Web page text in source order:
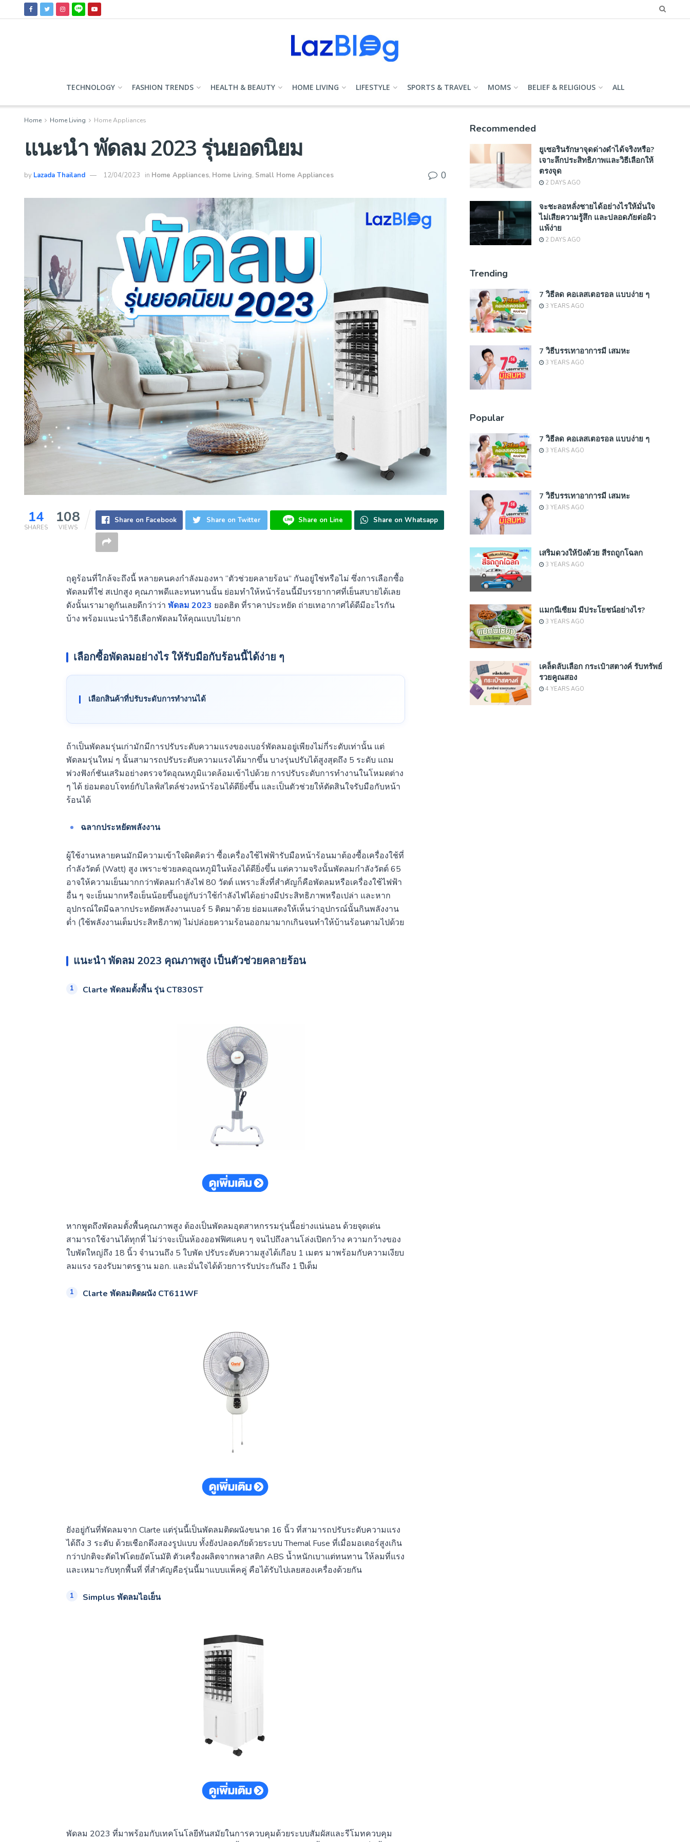
TECHNOLOGY FASHION TRENDS HEALTH & BEAUTY HOME LIVING LIFESTYLE SPORTS & TRAVEL MOMS BELIEF & RELIGIOUS ALL
Home Home Living Home Appliances
แนะนำ พัดลม 2023 รุ่นยอดนิยม
by Lazada Thailand 12/04/2023 in Home Appliances, Home Living, Small Home Appliances 0
14
SHARES
108
VIEWS
Share on Facebook Share on Twitter Share on Line Share on Whatsapp
ฤดูร้อนที่ใกล้จะถึงนี้ หลายคนคงกำลังมองหา “ตัวช่วยคลายร้อน” กันอยู่ใช่หรือไม่ ซึ่งการเลือกซื้อ
พัดลมที่ใช่ สเปกสูง คุณภาพดีและทนทานนั้น ย่อมทำให้หน้าร้อนนี้มีบรรยากาศที่เย็นสบายได้เลย
ดังนั้นเรามาดูกันเลยดีกว่าว่า พัดลม 2023 ยอดฮิต ที่ราคาประหยัด ถ่ายเทอากาศได้ดีมีอะไรกัน
บ้าง พร้อมแนะนำวิธีเลือกพัดลมให้คุณแบบไม่ยาก
เลือกซื้อพัดลมอย่างไร ให้รับมือกับร้อนนี้ได้ง่าย ๆ
เลือกสินค้าที่ปรับระดับการทำงานได้
ถ้าเป็นพัดลมรุ่นเก่ามักมีการปรับระดับความแรงของเบอร์พัดลมอยู่เพียงไม่กี่ระดับเท่านั้น แต่
พัดลมรุ่นใหม่ ๆ นั้นสามารถปรับระดับความแรงได้มากขึ้น บางรุ่นปรับได้สูงสุดถึง 5 ระดับ แถม
พ่วงฟังก์ชันเสริมอย่างตรวจวัดอุณหภูมิแวดล้อมเข้าไปด้วย การปรับระดับการทำงานในโหมดต่าง
ๆ ได้ ย่อมตอบโจทย์กับไลฟ์สไตล์ช่วงหน้าร้อนได้ดียิ่งขึ้น และเป็นตัวช่วยให้ตัดสินใจรับมือกับหน้า
ร้อนได้
ฉลากประหยัดพลังงาน
ผู้ใช้งานหลายคนมักมีความเข้าใจผิดคิดว่า ซื้อเครื่องใช้ไฟฟ้ารับมือหน้าร้อนมาต้องซื้อเครื่องใช้ที่
กำลังวัตต์ (Watt) สูง เพราะช่วยลดอุณหภูมิในห้องได้ดียิ่งขึ้น แต่ความจริงนั้นพัดลมกำลังวัตต์ 65
อาจให้ความเย็นมากกว่าพัดลมกำลังไฟ 80 วัตต์ เเพราะสิ่งที่สำคัญก็คือพัดลมหรือเครื่องใช้ไฟฟ้า
อื่น ๆ จะเย็นมากหรือเย็นน้อยขึ้นอยู่กับว่าใช้กำลังไฟได้อย่างมีประสิทธิภาพหรือเปล่า และหาก
อุปกรณ์ใดมีฉลากประหยัดพลังงานเบอร์ 5 ติดมาด้วย ย่อมแสดงให้เห็นว่าอุปกรณ์นั้นกินพลังงาน
ต่ำ (ใช้พลังงานเต็มประสิทธิภาพ) ไม่ปล่อยความร้อนออกมามากเกินจนทำให้บ้านร้อนตามไปด้วย
แนะนำ พัดลม 2023 คุณภาพสูง เป็นตัวช่วยคลายร้อน
Clarte พัดลมตั้งพื้น รุ่น CT830ST
หากพูดถึงพัดลมตั้งพื้นคุณภาพสูง ต้องเป็นพัดลมอุตสาหกรรมรุ่นนี้อย่างแน่นอน ด้วยจุดเด่น
สามารถใช้งานได้ทุกที่ ไม่ว่าจะเป็นห้องออฟฟิศแคบ ๆ จนไปถึงลานโล่งเปิดกว้าง ความกว้างของ
ใบพัดใหญ่ถึง 18 นิ้ว จำนวนถึง 5 ใบพัด ปรับระดับความสูงได้เกือบ 1 เมตร มาพร้อมกับความเงียบ
ลมแรง รองรับมาตรฐาน มอก. และมั่นใจได้ด้วยการรับประกันถึง 1 ปีเต็ม
Clarte พัดลมติดผนัง CT611WF
ยังอยู่กันที่พัดลมจาก Clarte แต่รุ่นนี้เป็นพัดลมติดผนังขนาด 16 นิ้ว ที่สามารถปรับระดับความแรง
ได้ถึง 3 ระดับ ด้วยเชือกดึงสองรูปแบบ ทั้งยังปลอดภัยด้วยระบบ Themal Fuse ที่เมื่อมอเตอร์สูงเกิน
กว่าปกติจะตัดไฟโดยอัตโนมัติ ตัวเครื่องผลิตจากพลาสติก ABS น้ำหนักเบาแต่ทนทาน ให้ลมที่แรง
และเหมาะกับทุกพื้นที่ ที่สำคัญคือรุ่นนี้มาแบบแพ็คคู่ คือได้รับไปเลยสองเครื่องด้วยกัน
Simplus พัดลมไอเย็น
พัดลม 2023 ที่มาพร้อมกับเทคโนโลยีทันสมัยในการควบคุมด้วยระบบสัมผัสและรีโมทควบคุม
Recommended
ยูเซอรินรักษาจุดด่างดำได้จริงหรือ?
เจาะลึกประสิทธิภาพและวิธีเลือกให้
ตรงจุด
2 DAYS AGO
จะชะลอหลั่งชายได้อย่างไรให้มั่นใจ
ไม่เสียความรู้สึก และปลอดภัยต่อผิว
แพ้ง่าย
2 DAYS AGO
Trending
7 วิธีลด คอเลสเตอรอล แบบง่าย ๆ
3 YEARS AGO
7 วิธีบรรเทาอาการมี เสมหะ
3 YEARS AGO
Popular
7 วิธีลด คอเลสเตอรอล แบบง่าย ๆ
3 YEARS AGO
7 วิธีบรรเทาอาการมี เสมหะ
3 YEARS AGO
เสริมดวงให้ปังด้วย สีรถถูกโฉลก
3 YEARS AGO
แมกนีเซียม มีประโยชน์อย่างไร?
3 YEARS AGO
เคล็ดลับเลือก กระเป๋าสตางค์ รับทรัพย์
รวยคูณสอง
4 YEARS AGO